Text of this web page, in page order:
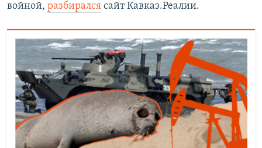
войной, разбирался сайт Кавказ.Реалии.